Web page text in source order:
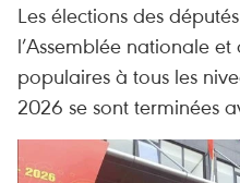
Les élections des
l’Assemblée nationale
populaires à tous les
2026 se sont terminées